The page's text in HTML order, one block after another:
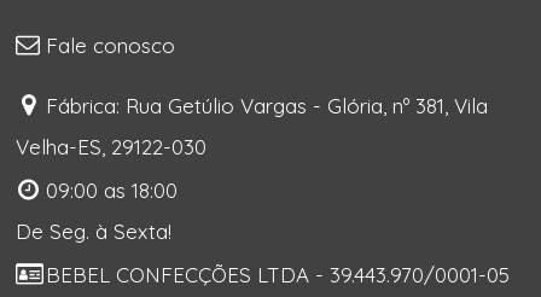
Fale conosco
Fábrica: Rua Getúlio Vargas - Glória, nº 381, Vila
Velha-ES, 29122-030
09:00 as 18:00
De Seg. à Sexta!
BEBEL CONFECÇÕES LTDA - 39.443.970/0001-05